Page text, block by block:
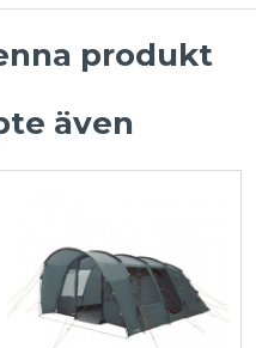
produkt
även